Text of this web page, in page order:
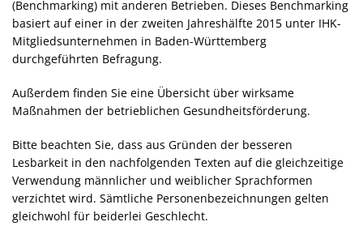
(Benchmarking) mit anderen Betrieben. Dieses Benchmarking
basiert auf einer in der zweiten Jahreshälfte 2015 unter IHK-
Mitgliedsunternehmen in Baden-Württemberg
durchgeführten Befragung.
Außerdem finden Sie eine Übersicht über wirksame
Maßnahmen der betrieblichen Gesundheitsförderung.
Bitte beachten Sie, dass aus Gründen der besseren
Lesbarkeit in den nachfolgenden Texten auf die gleichzeitige
Verwendung männlicher und weiblicher Sprachformen
verzichtet wird. Sämtliche Personenbezeichnungen gelten
gleichwohl für beiderlei Geschlecht.